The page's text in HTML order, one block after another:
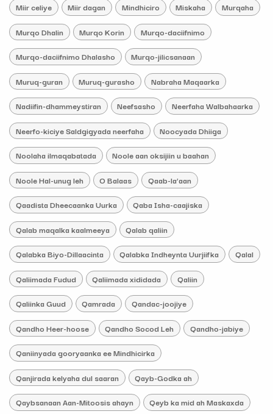
Miir celiye Miir dagan Mindhiciro Miskaha Murqaha
Murqo Dhalin Murqo Korin Murqo-daciifnimo
Murqo-daciifnimo Dhalasho Murqo-jilicsanaan
Muruq-guran Muruq-gurasho Nabraha Maqaarka
Nadiifin-dhammeystiran Neefsasho Neerfaha Walbahaarka
Neerfo-kiciye Saldgigyada neerfaha Noocyada Dhiiga
Noolaha ilmaqabatada Noole aan oksijiin u baahan
Noole Hal-unug leh O Balaas Qaab-la’aan
Qaadista Dheecaanka Uurka Qaba Isha-caajiska
Qalab maqalka kaalmeeya Qalab qaliin
Qalabka Biyo-Dillaacinta Qalabka Indheynta Uurjiifka Qalal
Qaliimada Fudud Qaliimada xididada Qaliin
Qaliinka Guud Qamrada Qandac-joojiye
Qandho Heer-hoose Qandho Socod Leh Qandho-jabiye
Qaniinyada gooryaanka ee Mindhicirka
Qanjirada kelyaha dul saaran Qayb-Godka ah
Qaybsanaan Aan-Mitoosis ahayn Qeyb ka mid ah Maskaxda